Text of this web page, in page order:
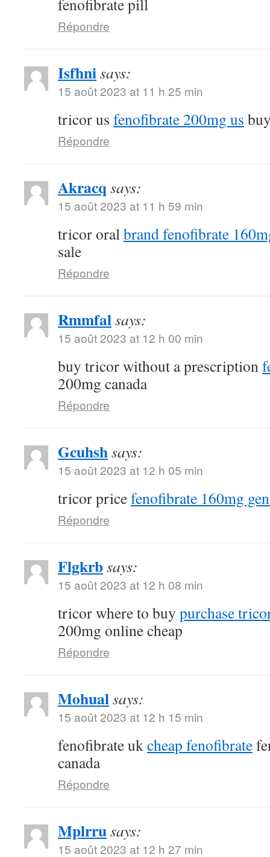
fenofibrate pill
Répondre
Isfhnisays:
15 août 2023 at 11 h 25 min
tricor us fenofibrate 200mg us
Répondre
Akracq says:
15 août 2023 at 11 h 59 min
tricor oralbrand fenofibrate
sale
Répondre
Rmmfalsays:
15 août 2023 at 12 h 00 min
buy tricor without a prescription
200mg canada
Répondre
Gcuhshsays:
15 août 2023 at 12 h 05 min
tricor pricefenofibrate 160mg
Répondre
Flgkrbsays:
15 août 2023 at 12 h 08 min
tricor where to buy purchase
200mg online cheap
Répondre
Mohualsays:
15 août 2023 at 12 h 15 min
fenofibrate ukcheap fenofibrate
canada
Répondre
Mplrrusays:
15 août 2023 at 12 h 27 min